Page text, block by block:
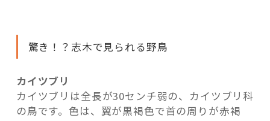
驚き！？志木で見られる野鳥
カイツブリ
カイツブリは全長が30センチ弱の、カイツブリ科
の鳥です。色は、翼が黒褐色で首の周りが赤褐